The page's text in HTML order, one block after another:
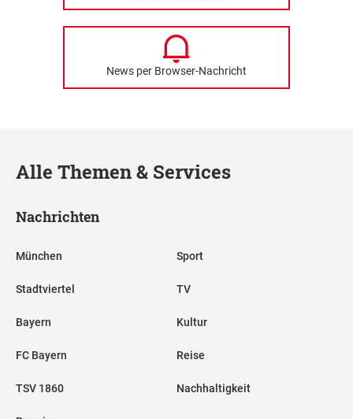
News per Browser-Nachricht
Alle Themen & Services
Nachrichten
München
Stadtviertel
Bayern
FC Bayern
TSV 1860
Sport
TV
Kultur
Reise
Nachhaltigkeit